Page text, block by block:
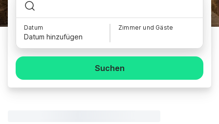
Datum
Datum hinzufügen
Zimmer und Gäste
Suchen